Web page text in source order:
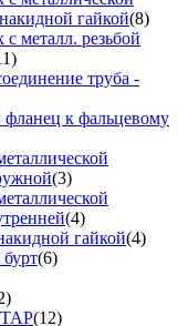
гайкой(8)
металл. резьбой
труба -
к фальцевому
(3)
(4)
гайкой(4)
(6)
(12)